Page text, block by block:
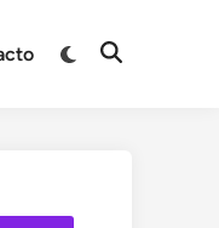
Cambiar
Abrir